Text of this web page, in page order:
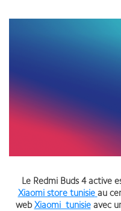
Le Redmi Buds 4 active
Xiaomi store tunisie au
web Xiaomi tunisieavec